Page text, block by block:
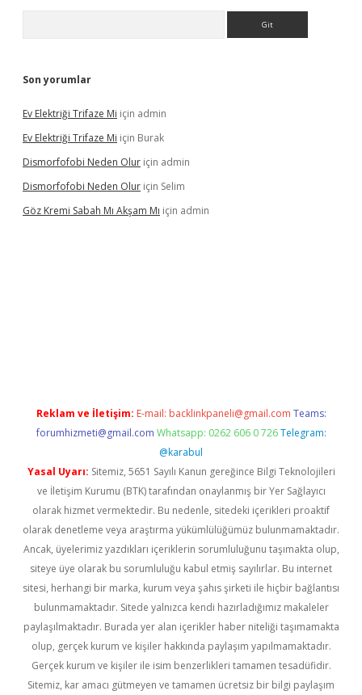
Son yorumlar
Ev Elektriği Trifaze Mi için admin
Ev Elektriği Trifaze Mi için Burak
Dismorfofobi Neden Olur için admin
Dismorfofobi Neden Olur için Selim
Göz Kremi Sabah Mı Akşam Mı için admin
Reklam ve İletişim: E-mail: backlinkpaneli@gmail.com Teams:
forumhizmeti@gmail.com Whatsapp: 0262 606 0 726 Telegram:
@karabul
Yasal Uyarı: Sitemiz, 5651 Sayılı Kanun gereğince Bilgi Teknolojileri
ve İletişim Kurumu (BTK) tarafından onaylanmış bir Yer Sağlayıcı
olarak hizmet vermektedir. Bu nedenle, sitedeki içerikleri proaktif
olarak denetleme veya araştırma yükümlülüğümüz bulunmamaktadır.
Ancak, üyelerimiz yazdıkları içeriklerin sorumluluğunu taşımakta olup,
siteye üye olarak bu sorumluluğu kabul etmiş sayılırlar. Bu internet
sitesi, herhangi bir marka, kurum veya şahıs şirketi ile hiçbir bağlantısı
bulunmamaktadır. Sitede yalnızca kendi hazırladığımız makaleler
paylaşılmaktadır. Burada yer alan içerikler haber niteliği taşımamakta
olup, gerçek kurum ve kişiler hakkında paylaşım yapılmamaktadır.
Gerçek kurum ve kişiler ile isim benzerlikleri tamamen tesadüfidir.
Sitemiz, kar amacı gütmeyen ve tamamen ücretsiz bir bilgi paylaşım